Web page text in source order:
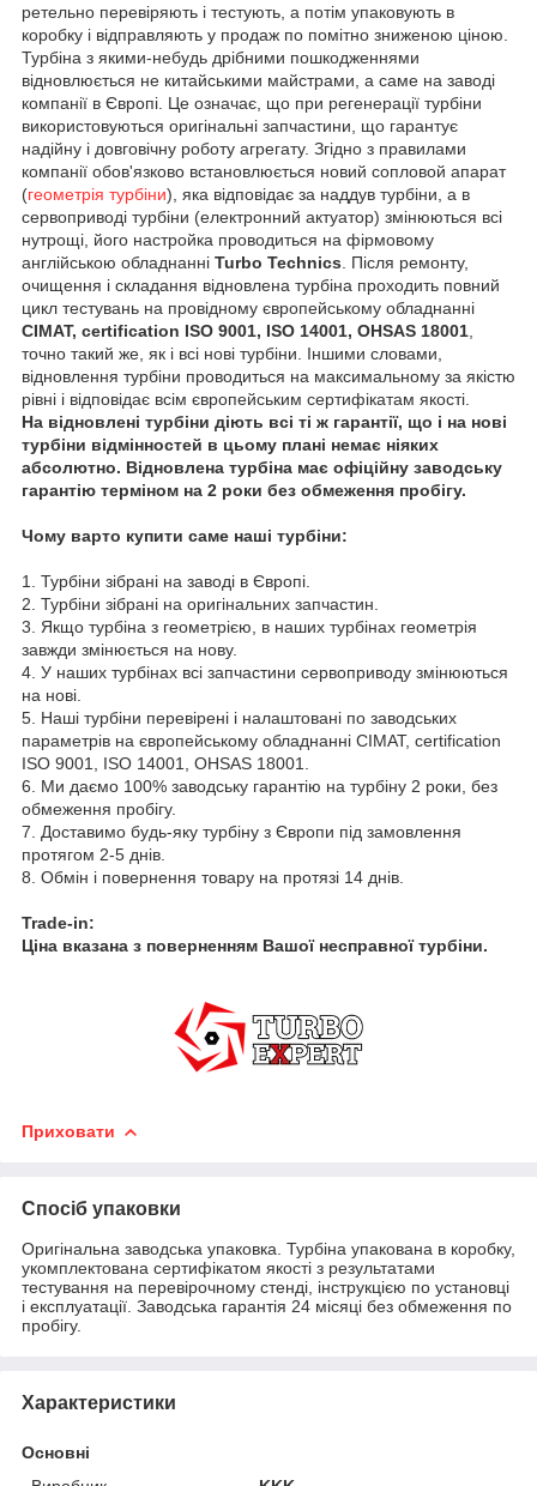
ретельно перевіряють і тестують, а потім упаковують в
коробку і відправляють у продаж по помітно зниженою ціною.
Турбіна з якими-небудь дрібними пошкодженнями
відновлюється не китайськими майстрами, а саме на заводі
компанії в Європі. Це означає, що при регенерації турбіни
використовуються оригінальні запчастини, що гарантує
надійну і довговічну роботу агрегату. Згідно з правилами
компанії обов'язково встановлюється новий сопловой апарат
(геометрія турбіни), яка відповідає за наддув турбіни, а в
сервоприводі турбіни (електронний актуатор) змінюються всі
нутрощі, його настройка проводиться на фірмовому
англійською обладнанні Turbo Technics . Після ремонту,
очищення і складання відновлена турбіна проходить повний
цикл тестувань на провідному європейському обладнанні
CIMAT, certification ISO 9001, ISO 14001, OHSAS 18001
точно такий же, як і всі нові турбіни. Іншими словами,
відновлення турбіни проводиться на максимальному за якістю
рівні і відповідає всім європейським сертифікатам якості.
На відновлені турбіни діють всі ті ж гарантії, що і на нові
турбіни відмінностей в цьому плані немає ніяких
абсолютно. Відновлена турбіна має офіційну заводську
гарантію терміном на 2 роки без обмеження пробігу.
Чому варто купити саме наші турбіни:
1. Турбіни зібрані на заводі в Європі.
2. Турбіни зібрані на оригінальних запчастин.
3. Якщо турбіна з геометрією, в наших турбінах геометрія
завжди змінюється на нову.
4. У наших турбінах всі запчастини сервоприводу змінюються
на нові.
5. Наші турбіни перевірені і налаштовані по заводських
параметрів на європейському обладнанні CIMAT, certification
ISO 9001, ISO 14001, OHSAS 18001.
6. Ми даємо 100% заводську гарантію на турбіну 2 роки, без
обмеження пробігу.
7. Доставимо будь-яку турбіну з Європи під замовлення
протягом 2-5 днів.
8. Обмін і повернення товару на протязі 14 днів.
Trade-in:
Ціна вказана з поверненням Вашої несправної турбіни.
Приховати
Спосіб упаковки
Оригінальна заводська упаковка. Турбіна упакована в коробку,
укомплектована сертифікатом якості з результатами
тестування на перевірочному стенді, інструкцією по установці
і експлуатації. Заводська гарантія 24 місяці без обмеження по
пробігу.
Характеристики
Основні